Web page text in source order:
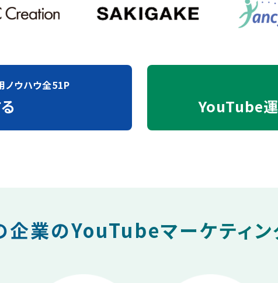
ウハウ全51P
YouTube
業のYouTubeマーケティ